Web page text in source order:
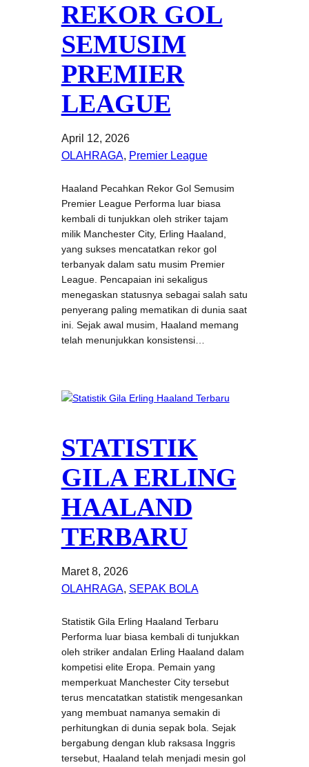
REKOR GOL
SEMUSIM
PREMIER
LEAGUE
April 12, 2026
OLAHRAGA, Premier League
Haaland Pecahkan Rekor Gol Semusim
Premier League ​Performa luar biasa
kembali di tunjukkan oleh striker tajam
milik Manchester City, Erling Haaland,
yang sukses mencatatkan rekor gol
terbanyak dalam satu musim Premier
League. Pencapaian ini sekaligus
menegaskan statusnya sebagai salah satu
penyerang paling mematikan di dunia saat
ini. Sejak awal musim, Haaland memang
telah menunjukkan konsistensi…
STATISTIK
GILA ERLING
HAALAND
TERBARU
Maret 8, 2026
OLAHRAGA, SEPAK BOLA
Statistik Gila Erling Haaland Terbaru
Performa luar biasa kembali di tunjukkan
oleh striker andalan Erling Haaland dalam
kompetisi elite Eropa. Pemain yang
memperkuat Manchester City tersebut
terus mencatatkan statistik mengesankan
yang membuat namanya semakin di
perhitungkan di dunia sepak bola. Sejak
bergabung dengan klub raksasa Inggris
tersebut, Haaland telah menjadi mesin gol